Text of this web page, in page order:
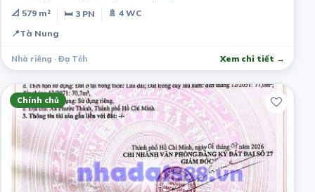
📐 579 m² 🛏 3 PN
🚿 4 WC
📍Tà Nung
Nhà riêng · Đạ Tẻh Xem chi tiết →
Chính chủ